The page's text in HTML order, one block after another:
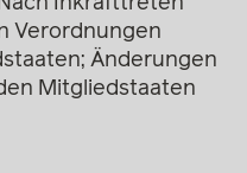
Verordnungen
Änderungen
Mitgliedstaaten